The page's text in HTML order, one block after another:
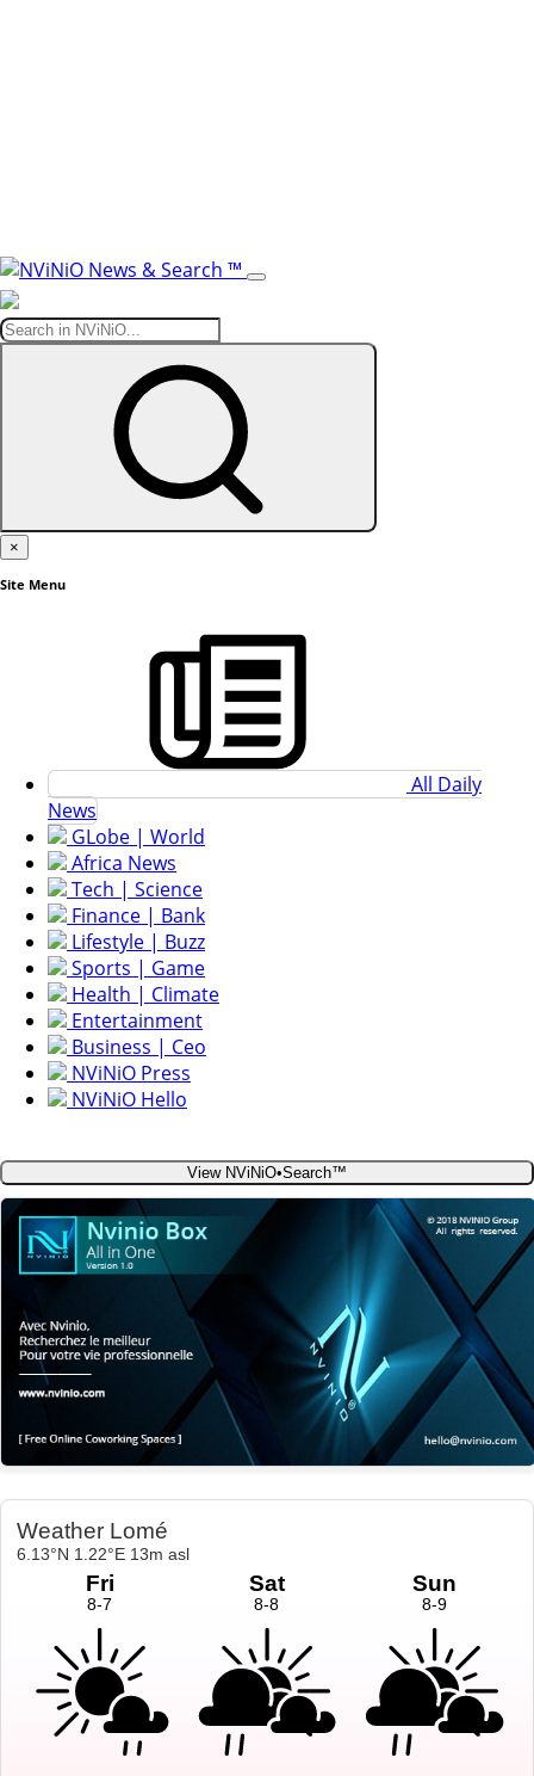
×
Site Menu
All Daily
News
GLobe | World
Africa News
Tech | Science
Finance | Bank
Lifestyle | Buzz
Sports | Game
Health | Climate
Entertainment
Business | Ceo
NViNiO Press
NViNiO Hello
View NViNiO•Search™